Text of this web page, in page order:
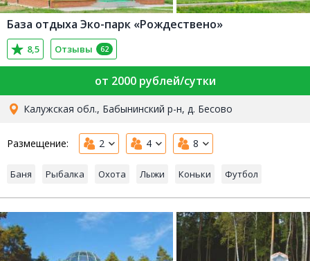
База отдыха Эко-парк «Рождествено»
8,5 Отзывы 62
от 2000 рублей/сутки
Калужская обл., Бабынинский р-н, д. Бесово
Размещение: 2 4 8
Баня Рыбалка Охота Лыжи Коньки Футбол